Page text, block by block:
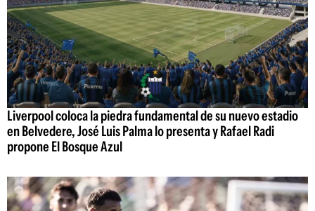
Liverpool coloca la piedra fundamental de su nuevo estadio
en Belvedere, José Luis Palma lo presenta y Rafael Radi
propone El Bosque Azul